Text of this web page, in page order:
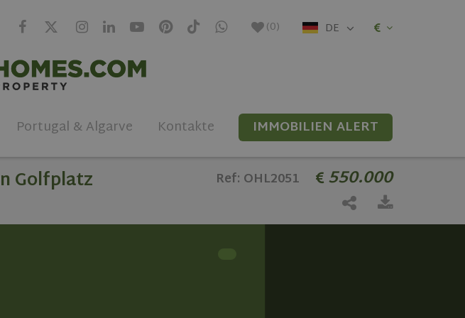
(0) DE
Portugal & Algarve Kontakte IMMOBILIEN ALERT
Golfplatz Ref: OHL2051 550.000